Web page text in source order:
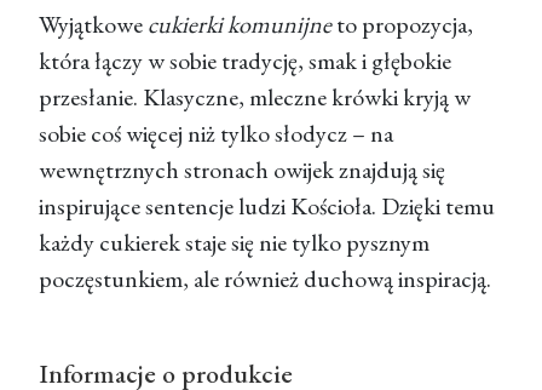
Wyjątkowecukierki komunijneto propozycja,
która łączy w sobie tradycję, smak i głębokie
przesłanie. Klasyczne, mleczne krówki kryją w
sobie coś więcej niż tylko słodycz – na
wewnętrznych stronach owijek znajdują się
inspirujące sentencje ludzi Kościoła. Dzięki temu
każdy cukierek staje się nie tylko pysznym
poczęstunkiem, ale również duchową inspiracją.
Informacje o produkcie